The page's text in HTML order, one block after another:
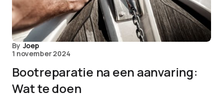
By Joep
1 november 2024
Bootreparatie na een aanvaring:
Wat te doen